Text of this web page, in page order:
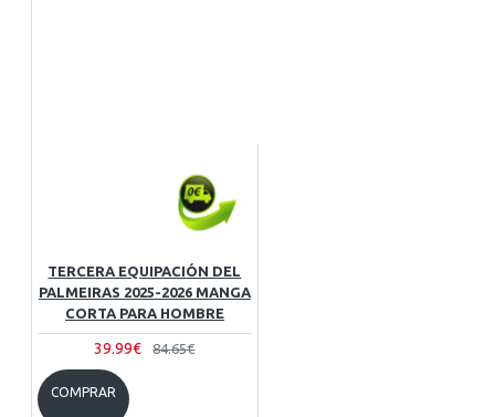
TERCERA EQUIPACIÓN DEL
PALMEIRAS 2025-2026 MANGA
CORTA PARA HOMBRE
39.99€ 84.65€
COMPRAR